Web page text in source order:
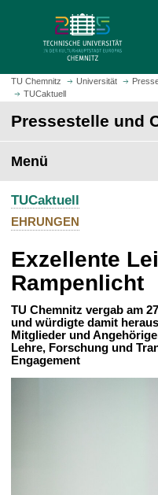
m
H
t
s
i
e
a
u
f
r
u
f
e
TU Chemnitz Universität
TUCaktuell
Pressestelle und
Menü
TUCaktuell
EHRUNGEN
Exzellente
Rampenlicht
TU Chemnitz vergab am
und würdigte damit
Mitglieder und
Lehre, Forschung und
Engagement